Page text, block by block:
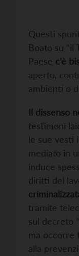
Questi
Boato su
Paese c’è
aperto,
ambienti o
Il dissenso
testimoni
le sue vesti
mediato in
induce
diritti del
tramite
sul decreto
ma occorre
alla